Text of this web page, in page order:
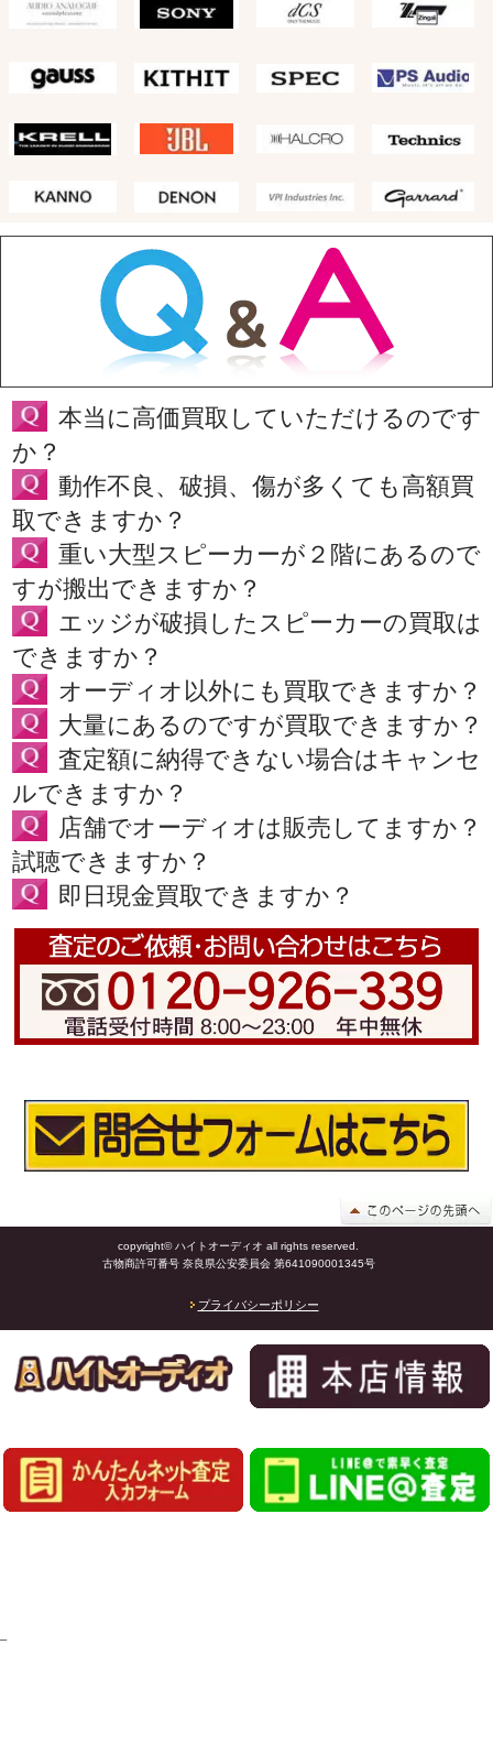
本当に高価買取していただけるのです
か？
動作不良、破損、傷が多くても高額買
取できますか？
重い大型スピーカーが２階にあるので
すが搬出できますか？
エッジが破損したスピーカーの買取は
できますか？
オーディオ以外にも買取できますか？
大量にあるのですが買取できますか？
査定額に納得できない場合はキャンセ
ルできますか？
店舗でオーディオは販売してますか？
試聴できますか？
即日現金買取できますか？
copyright© ハイトオーディオ all rights reserved.
古物商許可番号 奈良県公安委員会 第641090001345号
プライバシーポリシー